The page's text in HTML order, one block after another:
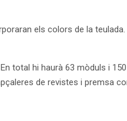
els colors de la
total hi haurà 63 mòduls i
de revistes i premsa